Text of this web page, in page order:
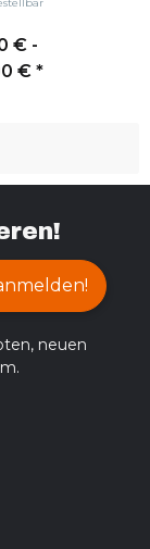
€ -
€ *
neuen